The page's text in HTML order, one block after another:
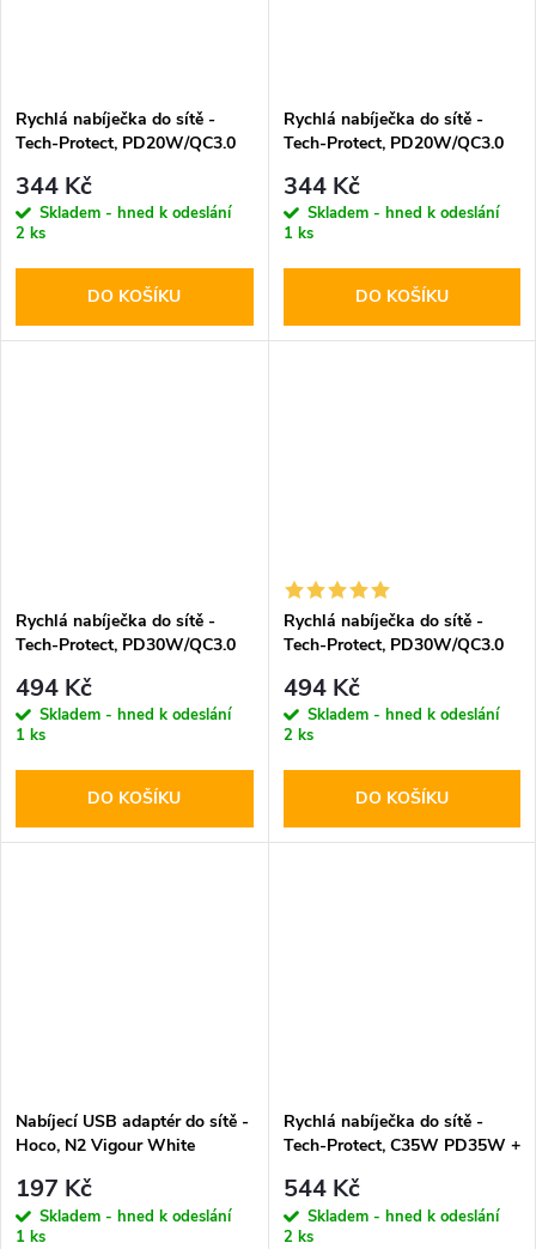
Rychlá nabíječka do sítě -
Tech-Protect, PD20W/QC3.0
344 Kč
Skladem - hned k odeslání
2 ks
DO KOŠÍKU
Rychlá nabíječka do sítě -
Tech-Protect, PD20W/QC3.0
344 Kč
Skladem - hned k odeslání
1 ks
DO KOŠÍKU
Rychlá nabíječka do sítě -
Tech-Protect, PD30W/QC3.0
494 Kč
Skladem - hned k odeslání
1 ks
DO KOŠÍKU
Rychlá nabíječka do sítě -
Tech-Protect, PD30W/QC3.0
494 Kč
Skladem - hned k odeslání
2 ks
DO KOŠÍKU
Nabíjecí USB adaptér do sítě -
Hoco, N2 Vigour White
197 Kč
Skladem - hned k odeslání
1 ks
Rychlá nabíječka do sítě -
Tech-Protect, C35W PD35W +
544 Kč
Skladem - hned k odeslání
2 ks